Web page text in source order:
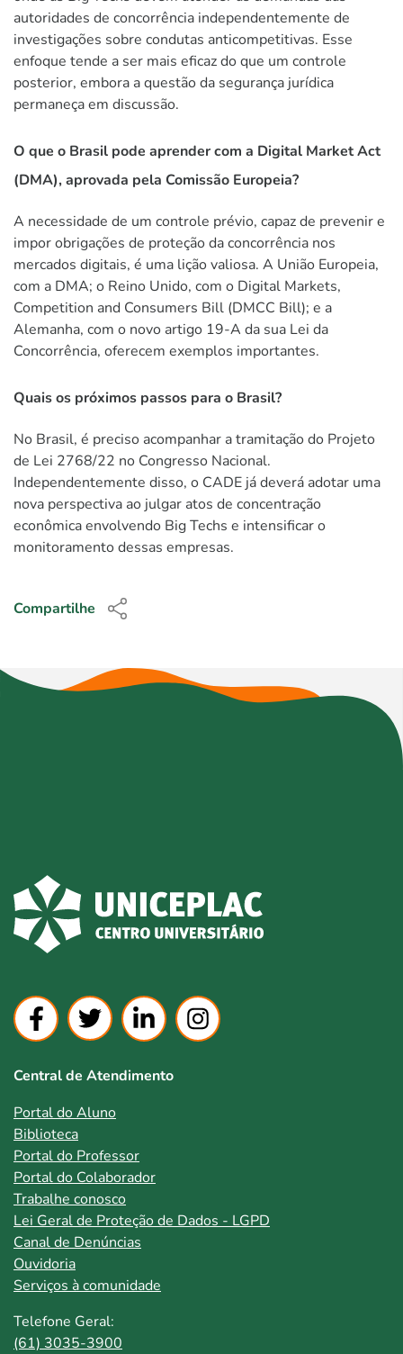
autoridades de concorrência independentemente de
investigações sobre condutas anticompetitivas. Esse
enfoque tende a ser mais eficaz do que um controle
posterior, embora a questão da segurança jurídica
permaneça em discussão.
O que o Brasil pode aprender com a Digital Market Act
(DMA), aprovada pela Comissão Europeia?
A necessidade de um controle prévio, capaz de prevenir e
impor obrigações de proteção da concorrência nos
mercados digitais, é uma lição valiosa. A União Europeia,
com a DMA; o Reino Unido, com o Digital Markets,
Competition and Consumers Bill (DMCC Bill); e a
Alemanha, com o novo artigo 19-A da sua Lei da
Concorrência, oferecem exemplos importantes.
Quais os próximos passos para o Brasil?
No Brasil, é preciso acompanhar a tramitação do Projeto
de Lei 2768/22 no Congresso Nacional.
Independentemente disso, o CADE já deverá adotar uma
nova perspectiva ao julgar atos de concentração
econômica envolvendo Big Techs e intensificar o
monitoramento dessas empresas.
Compartilhe
Central de Atendimento
Portal do Aluno
Biblioteca
Portal do Professor
Portal do Colaborador
Trabalhe conosco
Lei Geral de Proteção de Dados - LGPD
Canal de Denúncias
Ouvidoria
Serviços à comunidade
Telefone Geral:
(61) 3035-3900